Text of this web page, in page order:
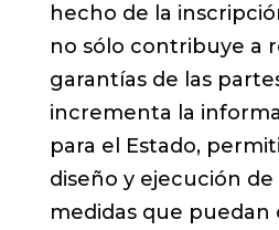
hecho de la
no sólo contribuye a
garantías de las
incrementa la
para el Estado,
diseño y ejecución de
medidas que puedan